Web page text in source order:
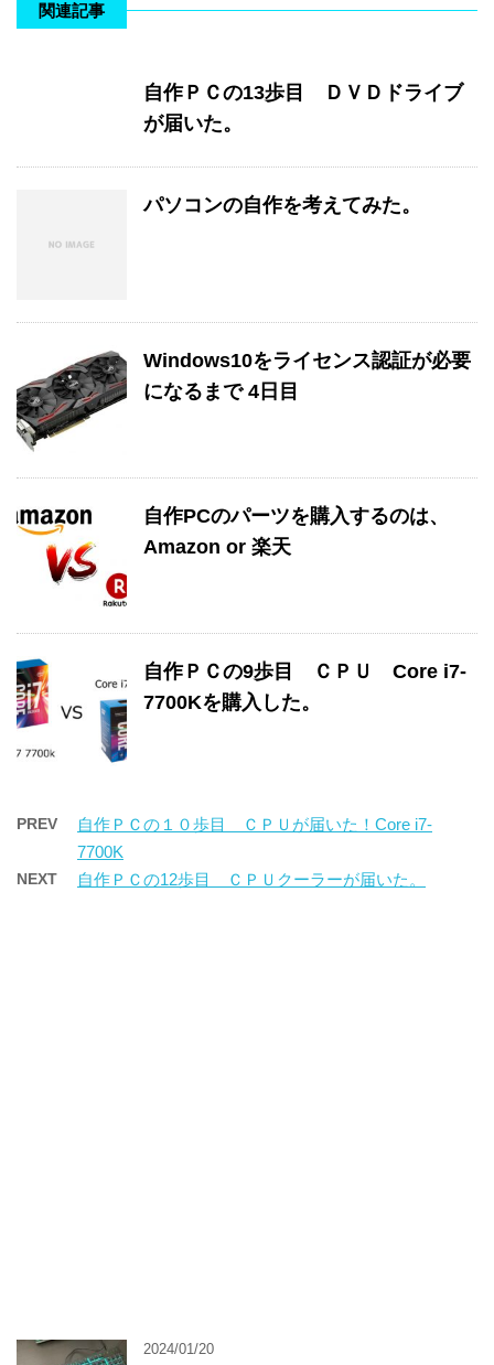
関連記事
自作ＰＣの13歩目 ＤＶＤドライブ
が届いた。
パソコンの自作を考えてみた。
Windows10をライセンス認証が必要
になるまで 4日目
自作PCのパーツを購入するのは、
Amazon or 楽天
自作ＰＣの9歩目 ＣＰＵ Core i7-
7700Kを購入した。
PREV
自作ＰＣの１０歩目 ＣＰＵが届いた！Core i7-
7700K
NEXT 自作ＰＣの12歩目 ＣＰＵクーラーが届いた。
2024/01/20